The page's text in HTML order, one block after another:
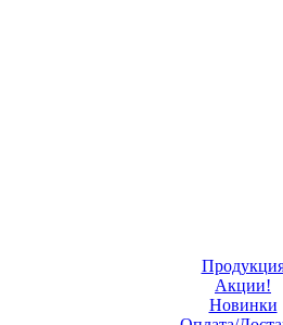
Акции!
Новинки